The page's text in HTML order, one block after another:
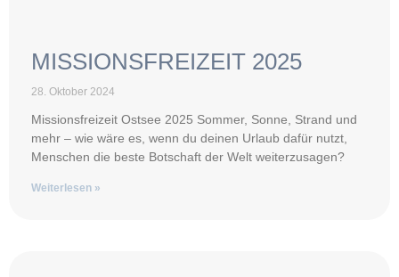
MISSIONSFREIZEIT 2025
28. Oktober 2024
Missionsfreizeit Ostsee 2025 Sommer, Sonne, Strand und
mehr – wie wäre es, wenn du deinen Urlaub dafür nutzt,
Menschen die beste Botschaft der Welt weiterzusagen?
Weiterlesen »